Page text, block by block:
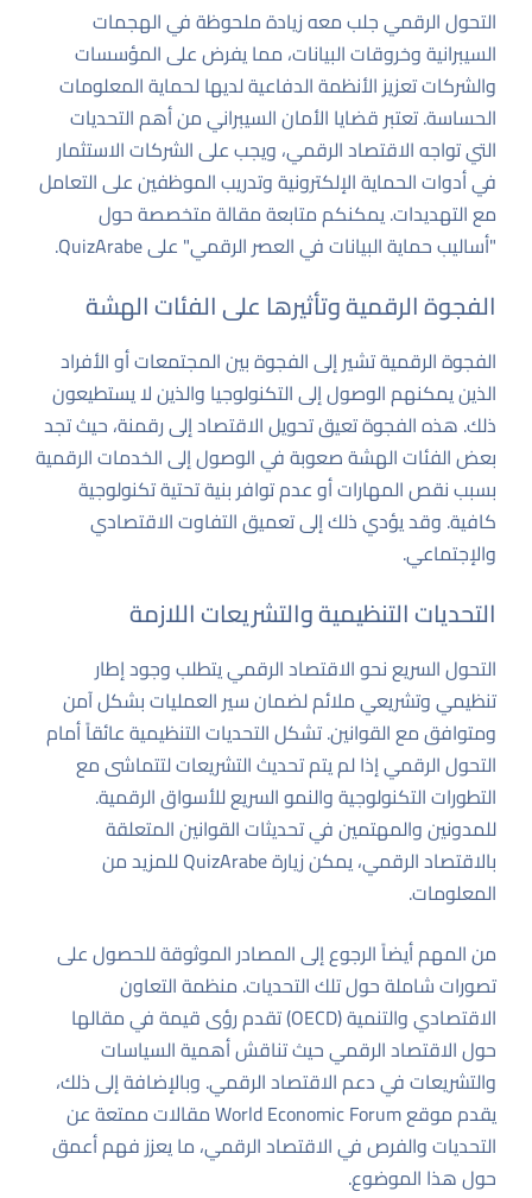
التحول الرقمي جلب معه زيادة ملحوظة في الهجمات
السيبرانية وخروقات البيانات، مما يفرض على المؤسسات
والشركات تعزيز الأنظمة الدفاعية لديها لحماية المعلومات
الحساسة. تعتبر قضايا الأمان السيبراني من أهم التحديات
التي تواجه الاقتصاد الرقمي، ويجب على الشركات الاستثمار
في أدوات الحماية الإلكترونية وتدريب الموظفين على التعامل
مع التهديدات. يمكنكم متابعة مقالة متخصصة حول
"أساليب حماية البيانات في العصر الرقمي" علىQuizArabe
.
الفجوة الرقمية وتأثيرها على الفئات الهشة
الفجوة الرقمية تشير إلى الفجوة بين المجتمعات أو الأفراد
الذين يمكنهم الوصول إلى التكنولوجيا والذين لا يستطيعون
ذلك. هذه الفجوة تعيق تحويل الاقتصاد إلى رقمنة، حيث تجد
بعض الفئات الهشة صعوبة في الوصول إلى الخدمات الرقمية
بسبب نقص المهارات أو عدم توافر بنية تحتية تكنولوجية
كافية. وقد يؤدي ذلك إلى تعميق التفاوت الاقتصادي
والإجتماعي.
التحديات التنظيمية والتشريعات اللازمة
التحول السريع نحو الاقتصاد الرقمي يتطلب وجود إطار
تنظيمي وتشريعي ملائم لضمان سير العمليات بشكل آمن
ومتوافق مع القوانين. تشكل التحديات التنظيمية عائقاً أمام
التحول الرقمي إذا لم يتم تحديث التشريعات لتتماشى مع
التطورات التكنولوجية والنمو السريع للأسواق الرقمية.
للمدونين والمهتمين في تحديثات القوانين المتعلقة
بالاقتصاد الرقمي، يمكن زيارةQuizArabeللمزيد من
المعلومات.
من المهم أيضاً الرجوع إلى المصادر الموثوقة للحصول على
تصورات شاملة حول تلك التحديات. منظمة التعاون
الاقتصادي والتنمية (OECD) تقدم رؤى قيمة في مقالها
حولالاقتصاد الرقميحيث تناقش أهمية السياسات
والتشريعات في دعم الاقتصاد الرقمي. وبالإضافة إلى ذلك،
يقدم موقعWorld Economic Forumمقالات ممتعة عن
التحديات والفرص في الاقتصاد الرقمي، ما يعزز فهم أعمق
حول هذا الموضوع.